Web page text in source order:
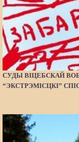
СУДЫ ВІЦЕБСКАЙ
“ЭКСТРЭМІСЦКІ”